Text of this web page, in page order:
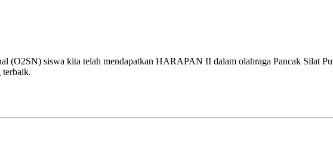
(O2SN) siswa kita telah mendapatkan HARAPAN II dalam olahraga Pancak Silat
terbaik.